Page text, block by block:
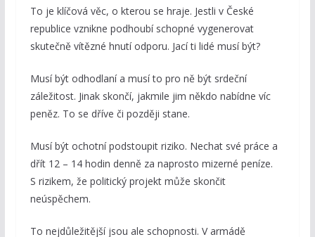
To je klíčová věc, o kterou se hraje. Jestli v České
republice vznikne podhoubí schopné vygenerovat
skutečně vítězné hnutí odporu. Jací ti lidé musí být?
Musí být odhodlaní a musí to pro ně být srdeční
záležitost. Jinak skončí, jakmile jim někdo nabídne víc
peněz. To se dříve či později stane.
Musí být ochotní podstoupit riziko. Nechat své práce a
dřít 12 – 14 hodin denně za naprosto mizerné peníze.
S rizikem, že politický projekt může skončit
neúspěchem.
To nejdůležitější jsou ale schopnosti. V armádě